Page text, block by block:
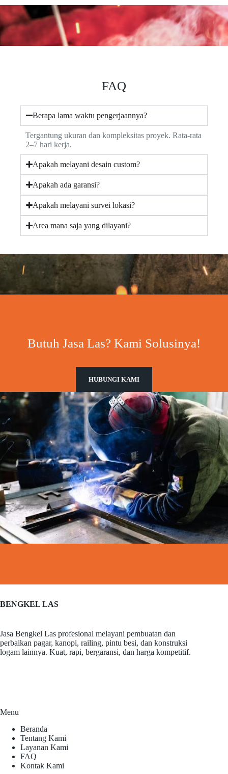
FAQ
Berapa lama waktu pengerjaannya?
Tergantung ukuran dan kompleksitas proyek. Rata-rata
2–7 hari kerja.
Apakah melayani desain custom?
Apakah ada garansi?
Apakah melayani survei lokasi?
Area mana saja yang dilayani?
Butuh Jasa Las? Kami Solusinya!
HUBUNGI KAMI
BENGKEL LAS
Jasa Bengkel Las profesional melayani pembuatan dan
perbaikan pagar, kanopi, railing, pintu besi, dan konstruksi
logam lainnya. Kuat, rapi, bergaransi, dan harga kompetitif.
Menu
Beranda
Tentang Kami
Layanan Kami
FAQ
Kontak Kami